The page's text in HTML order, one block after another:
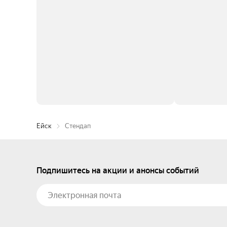
Ейск Стендап
Подпишитесь на акции и анонсы событий